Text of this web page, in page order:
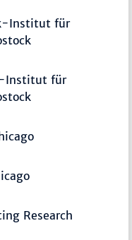
Institut für
Institut für
Research